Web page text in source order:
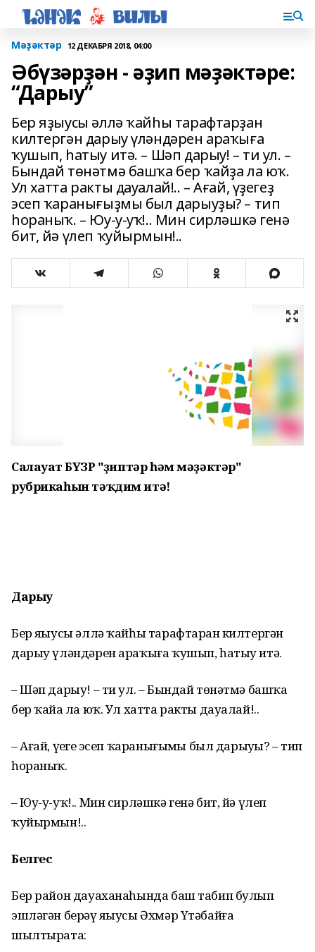
Мәҙәктәр 12 ДЕКАБРЯ 2018, 04:00
Әбүзәрҙән - әҙип мәҙәктәре:
“Дарыу”
Бер яҙыусы әллә ҡайһы тарафтарҙан
килтергән дарыу үләндәрен араҡыға
ҡушып, һатыу итә. – Шәп дарыу! – ти ул. –
Бындай төнәтмә башҡа бер ҡайҙа ла юҡ.
Ул хатта ракты дауалай!.. – Ағай, үҙегеҙ
эсеп ҡаранығыҙмы был дарыуҙы? – тип
һораныҡ. – Юу-у-уҡ!.. Мин сирләшкә генә
бит, йә үлеп ҡуйырмын!..
Салауат ӘБҮЗӘР "Әҙиптәр һәм мәҙәктәр"
рубрикаһын тәҡдим итә!
Дарыу
Бер яҙыусы әллә ҡайһы тарафтарҙан килтергән
дарыу үләндәрен араҡыға ҡушып, һатыу итә.
– Шәп дарыу! – ти ул. – Бындай төнәтмә башҡа
бер ҡайҙа ла юҡ. Ул хатта ракты дауалай!..
– Ағай, үҙегеҙ эсеп ҡаранығыҙмы был дарыуҙы? – тип
һораныҡ.
– Юу-у-уҡ!.. Мин сирләшкә генә бит, йә үлеп
ҡуйырмын!..
Белгес
Бер район дауаханаһында баш табип булып
эшләгән берәү яҙыусы Әхмәр Үтәбайға
шылтырата: